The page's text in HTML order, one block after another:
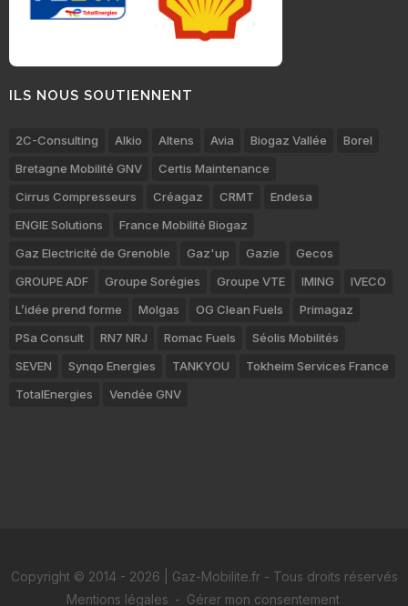
ILS NOUS SOUTIENNENT
2C-Consulting Alkio Altens Avia Biogaz Vallée
Borel
Bretagne Mobilité GNV
Certis Maintenance
Cirrus Compresseurs
Créagaz CRMT
Endesa
ENGIE Solutions
France Mobilité Biogaz
Gaz Electricité de Grenoble
Gaz'up Gazie
Gecos
GROUPE ADF
Groupe Sorégies Groupe VTE IMING
IVECO
L’idée prend forme
Molgas OG Clean Fuels
Primagaz
PSa Consult
RN7 NRJ Romac Fuels
Séolis Mobilités
SEVEN
Synqo Energies TANKYOU
Tokheim Services France
TotalEnergies
Vendée GNV
Copyright © 2014 - 2026 | Gaz-Mobilite.fr - Tous droits réservés
Mentions légales - Gérer mon consentement